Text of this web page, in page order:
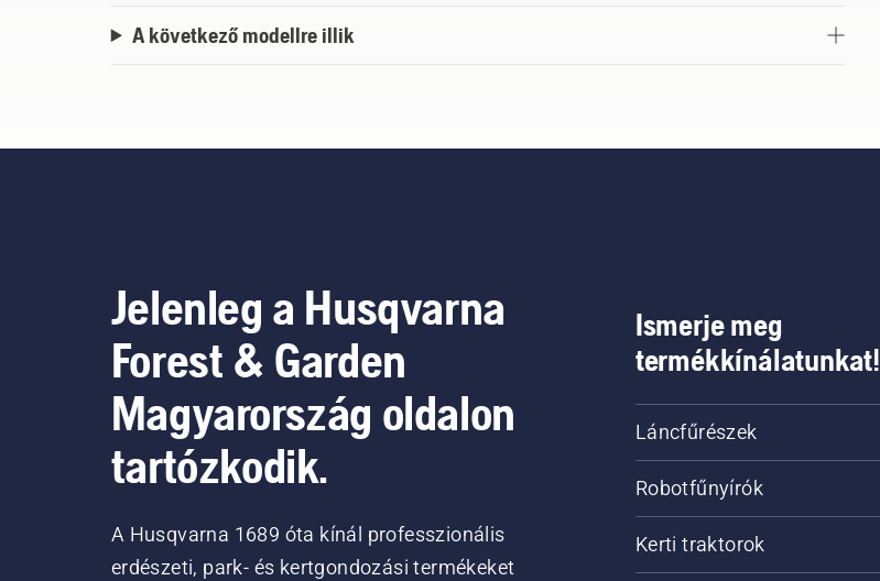
A következő modellre illik
Jelenleg a Husqvarna
Forest & Garden
Magyarország oldalon
tartózkodik.
A Husqvarna 1689 óta kínál professzionális
erdészeti, park- és kertgondozási termékeket
Ismerje meg
termékkínálatunkat!
Láncfűrészek
Robotfűnyírók
Kerti traktorok